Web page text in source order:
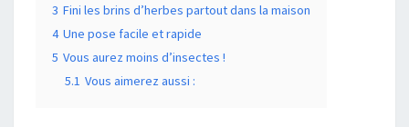
3 Fini les brins d’herbes partout dans la maison
4 Une pose facile et rapide
5 Vous aurez moins d’insectes !
5.1 Vous aimerez aussi :